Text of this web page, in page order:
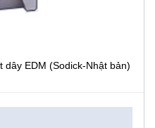
dây EDM (Sodick-Nhật bản)